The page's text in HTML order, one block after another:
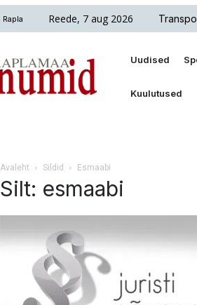
Rapla Reede, 7 aug 2026
Uudised
Kuulutused
Avaleht Sildid Esmaabi
Silt: esmaabi